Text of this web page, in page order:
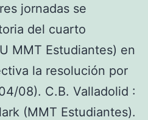
jornadas se
del cuarto
MMT Estudiantes) en
la resolución por
08). C.B. Valladolid :
(MMT Estudiantes).